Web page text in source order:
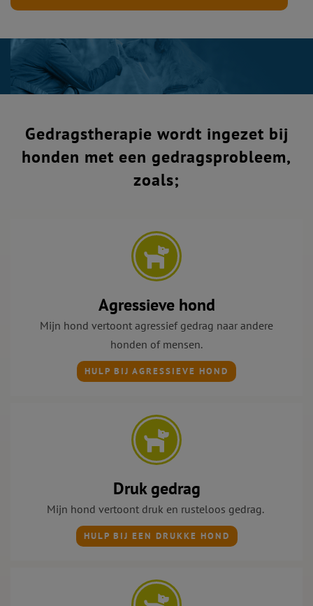
Gedragstherapie wordt ingezet bij
honden met een gedragsprobleem,
zoals;
Agressieve hond
Mijn hond vertoont agressief gedrag naar andere
honden of mensen.
HULP BIJ AGRESSIEVE HOND
Druk gedrag
Mijn hond vertoont druk en rusteloos gedrag.
HULP BIJ EEN DRUKKE HOND